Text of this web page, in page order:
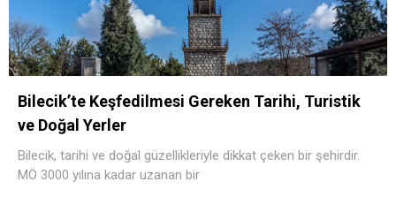
Bilecik’te Keşfedilmesi Gereken Tarihi, Turistik
ve Doğal Yerler
Bilecik, tarihi ve doğal güzellikleriyle dikkat çeken bir şehirdir.
MÖ 3000 yılına kadar uzanan bir